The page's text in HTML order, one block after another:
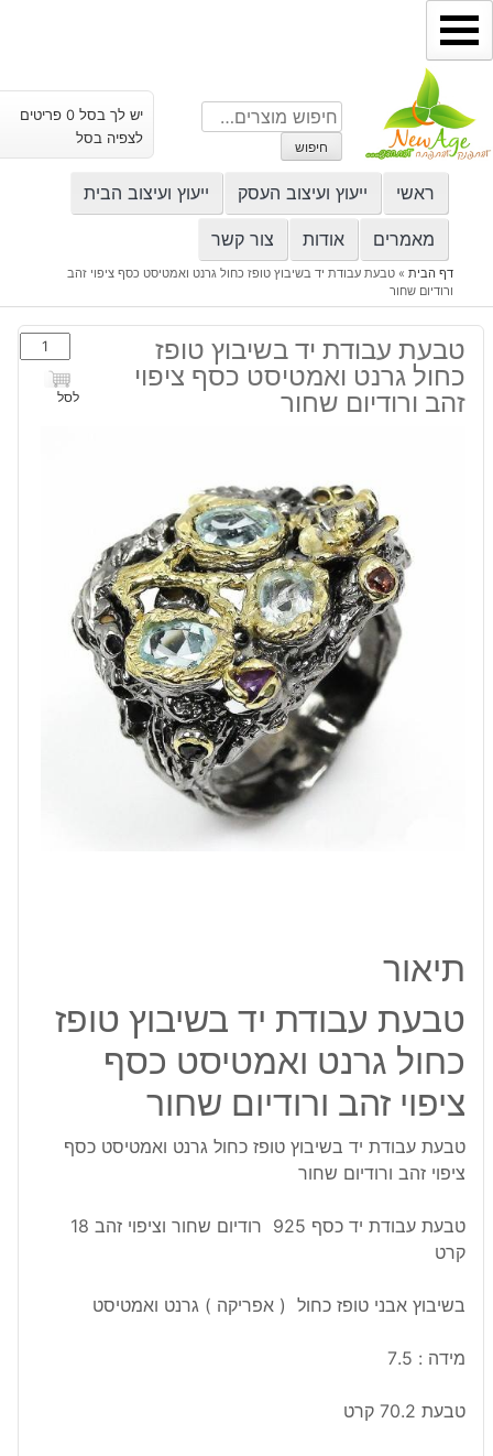
דילוג
לתוכן
חיפוש
עבור:
חיפוש
יש לך בסל 0 פריטים
לצפיה בסל
ראשי ייעוץ ועיצוב העסק ייעוץ ועיצוב הבית
מאמרים אודות צור קשר
דף הבית» טבעת עבודת יד בשיבוץ טופז כחול גרנט ואמטיסט כסף ציפוי זהב
ורודיום שחור
טבעת עבודת יד בשיבוץ טופז
כחול גרנט ואמטיסט כסף ציפוי
זהב ורודיום שחור
כמות
של
טבעת
ציפוי
לסל
תיאור
טבעת עבודת יד בשיבוץ טופז
כחול גרנט ואמטיסט כסף
ציפוי זהב ורודיום שחור
טבעת עבודת יד בשיבוץ טופז כחול גרנט ואמטיסט כסף
ציפוי זהב ורודיום שחור
טבעת עבודת יד כסף 925 רודיום שחור וציפוי זהב 18
קרט
בשיבוץ אבני טופז כחול ( אפריקה ) גרנט ואמטיסט
מידה : 7.5
טבעת 70.2 קרט